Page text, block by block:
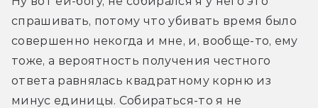
спрашивать, потому что убивать время было
совершенно некогда и мне, и, вообще-то, ему
тоже, а вероятность получения честного
ответа равнялась квадратному корню из
минус единицы. Собираться-то я не